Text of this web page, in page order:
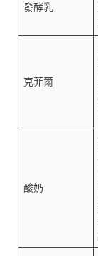
發酵乳
克菲爾
酸奶